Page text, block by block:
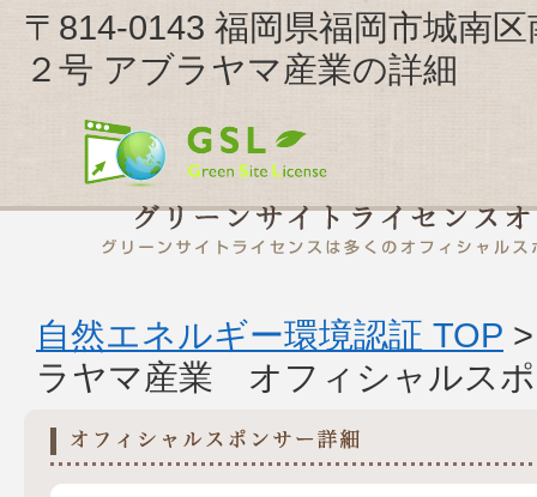
〒814-0143 福岡県福岡市城南
２号 アブラヤマ産業の詳細
自然エネルギー環境認証 TOP
ラヤマ産業 オフィシャルス